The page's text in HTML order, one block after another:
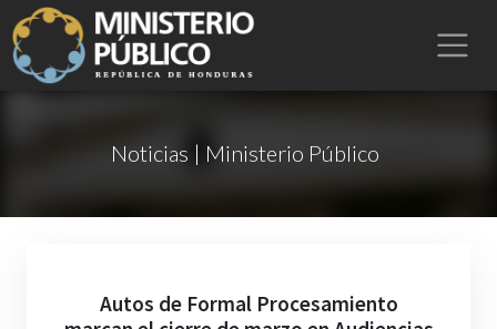
Noticias | Ministerio Público
Autos de Formal Procesamiento